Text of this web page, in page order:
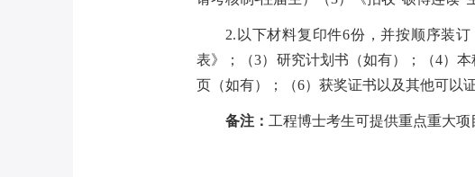
2. 以下材料复印件6份，并按顺序装
表》；（3）研究计划书（如有）；（4）
页（如有）；（6）获奖证书以及其他可以
备注： 工程博士考生可提供重点重大项